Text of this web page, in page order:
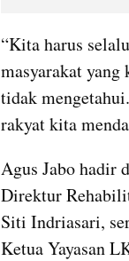
“Kita harus
masyarakat
tidak
rakyat kita
Agus Jabo hadir
Direktur
Siti Indriasari,
Ketua Yayasan